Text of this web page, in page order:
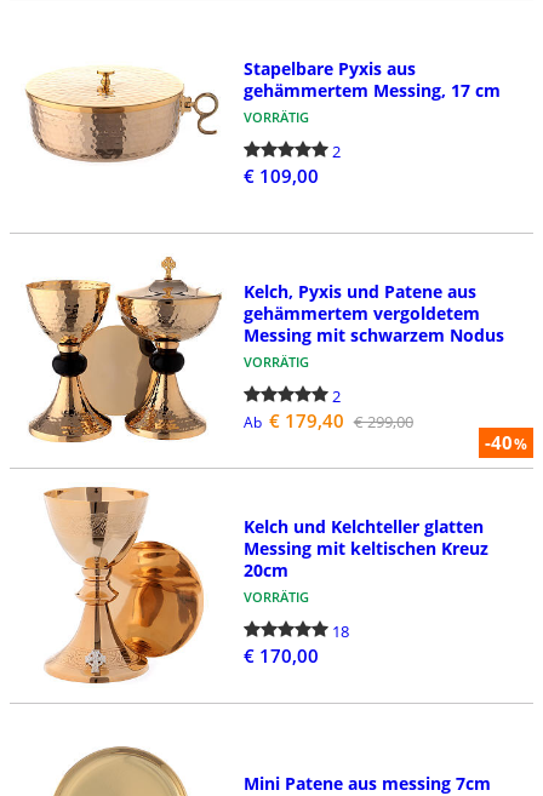
Stapelbare Pyxis aus
gehämmertem Messing, 17 cm
VORRÄTIG
2
€ 109,00
-40%
Kelch, Pyxis und Patene aus
gehämmertem vergoldetem
Messing mit schwarzem Nodus
VORRÄTIG
2
Ab € 179,40 € 299,00
Kelch und Kelchteller glatten
Messing mit keltischen Kreuz
20cm
VORRÄTIG
18
€ 170,00
Mini Patene aus messing 7cm